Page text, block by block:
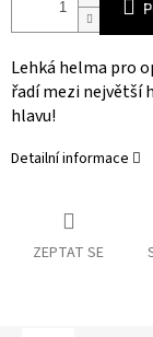
Lehká helma pro
řadí mezi největší
hlavu!
Detailní informace
ZEPTAT SE